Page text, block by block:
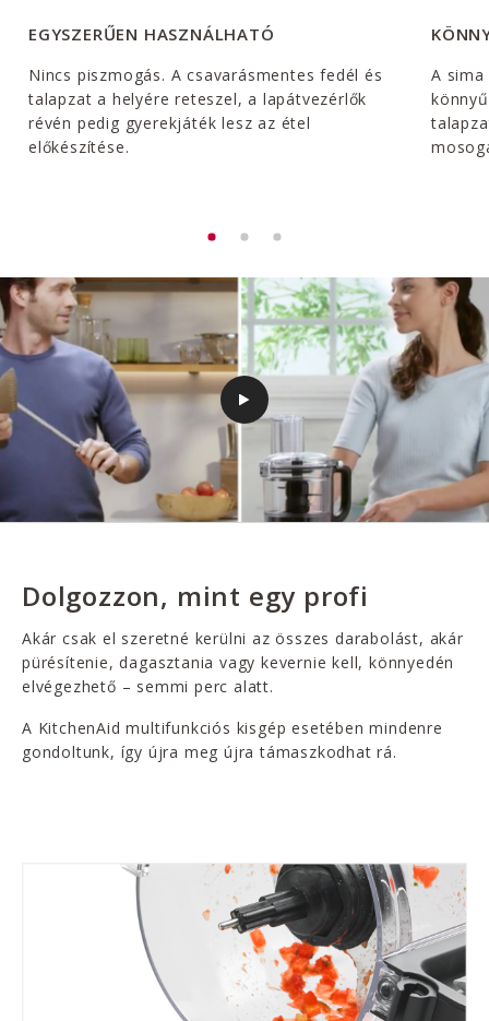
EGYSZERŰEN HASZNÁLHATÓ
Nincs piszmogás. A csavarásmentes fedél és
talapzat a helyére reteszel, a lapátvezérlők
révén pedig gyerekjáték lesz az étel
előkészítése.
A
Dolgozzon, mint egy profi
Akár csak el szeretné kerülni az összes darabolást, akár
pürésítenie, dagasztania vagy kevernie kell, könnyedén
elvégezhető – semmi perc alatt.
A KitchenAid multifunkciós kisgép esetében mindenre
gondoltunk, így újra meg újra támaszkodhat rá.